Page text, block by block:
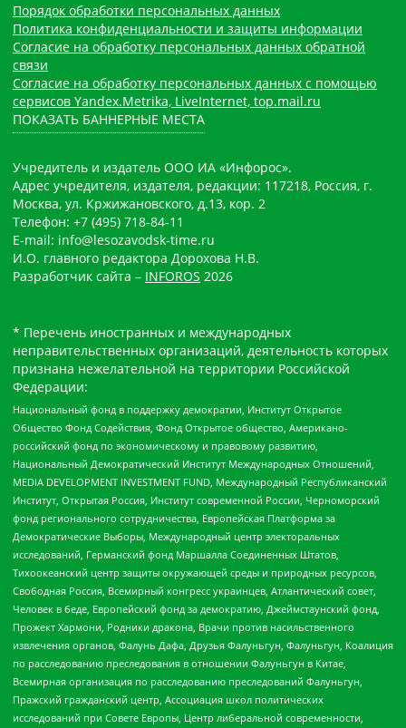
Порядок обработки персональных данных
Политика конфиденциальности и защиты информации
Согласие на обработку персональных данных обратной
связи
Согласие на обработку персональных данных с помощью
сервисов Yandex.Metrika, LiveInternet, top.mail.ru
ПОКАЗАТЬ БАННЕРНЫЕ МЕСТА
Учредитель и издатель ООО ИА «Инфорос».
Адрес учредителя, издателя, редакции: 117218, Россия, г.
Москва, ул. Кржижановского, д.13, кор. 2
Телефон: +7 (495) 718-84-11
E-mail: info@lesozavodsk-time.ru
И.О. главного редактора Дорохова Н.В.
Разработчик сайта – INFOROS 2026
* Перечень иностранных и международных
неправительственных организаций, деятельность которых
признана нежелательной на территории Российской
Федерации:
Национальный фонд в поддержку демократии, Институт Открытое
Общество Фонд Содействия, Фонд Открытое общество, Американо-
российский фонд по экономическому и правовому развитию,
Национальный Демократический Институт Международных Отношений,
MEDIA DEVELOPMENT INVESTMENT FUND, Международный Республиканский
Институт, Открытая Россия, Институт современной России, Черноморский
фонд регионального сотрудничества, Европейская Платформа за
Демократические Выборы, Международный центр электоральных
исследований, Германский фонд Маршалла Соединенных Штатов,
Тихоокеанский центр защиты окружающей среды и природных ресурсов,
Свободная Россия, Всемирный конгресс украинцев, Атлантический совет,
Человек в беде, Европейский фонд за демократию, Джеймстаунский фонд,
Прожект Хармони, Родники дракона, Врачи против насильственного
извлечения органов, Фалунь Дафа, Друзья Фалуньгун, Фалуньгун, Коалиция
по расследованию преследования в отношении Фалуньгун в Китае,
Всемирная организация по расследованию преследований Фалуньгун,
Пражский гражданский центр, Ассоциация школ политических
исследований при Совете Европы, Центр либеральной современности,